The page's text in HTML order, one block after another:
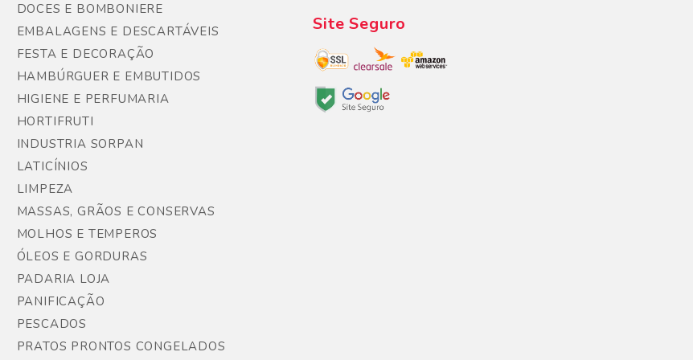
DOCES E BOMBONIERE
EMBALAGENS E DESCARTÁVEIS
FESTA E DECORAÇÃO
HAMBÚRGUER E EMBUTIDOS
HIGIENE E PERFUMARIA
HORTIFRUTI
INDUSTRIA SORPAN
LATICÍNIOS
LIMPEZA
MASSAS, GRÃOS E CONSERVAS
MOLHOS E TEMPEROS
ÓLEOS E GORDURAS
PADARIA LOJA
PANIFICAÇÃO
PESCADOS
PRATOS PRONTOS CONGELADOS
Site Seguro